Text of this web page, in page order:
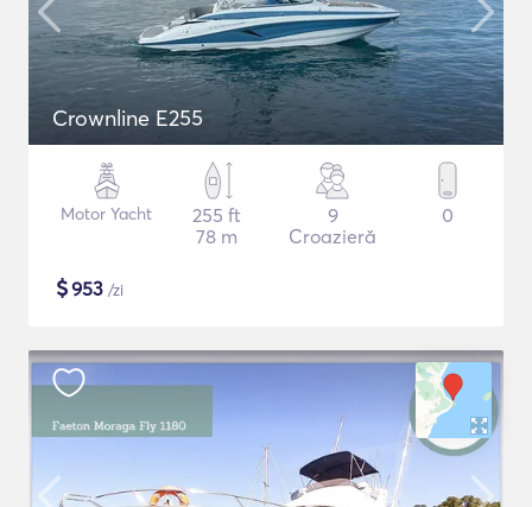
Crownline E255
Motor Yacht
255 ft
78 m
9
Croazieră
0
$953 /zi